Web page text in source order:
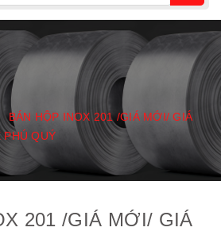
BÁN HỘP INOX 201 /GIÁ MỚI/ GIÁ
PHÚ QUÝ
201 /GIÁ MỚI/ GIÁ